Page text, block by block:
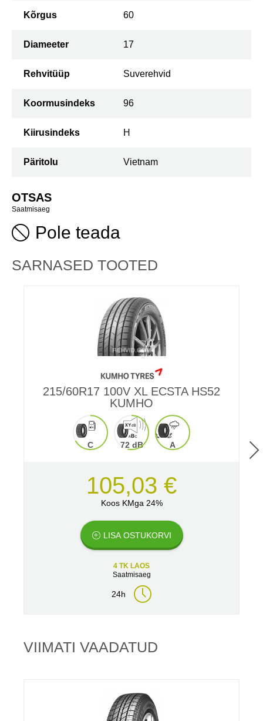
Kõrgus 60
Diameeter 17
Rehvitüüp Suverehvid
Koormusindeks 96
Kiirusindeks H
Päritolu Vietnam
OTSAS
Saatmisaeg
Pole teada
SARNASED TOOTED
215/60R17 100V XL ECSTA HS52
KUMHO
C 72 dB A
105,03 €
Koos KMga 24%
LISA OSTUKORVI
4 TK LAOS
Saatmisaeg
24h
VIIMATI VAADATUD